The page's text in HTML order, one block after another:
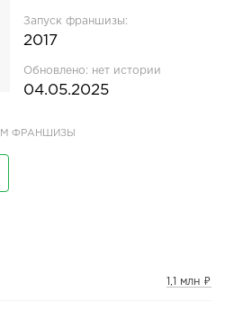
Запуск франшизы:
2017
Обновлено: нет истории
04.05.2025
ФРАНШИЗЫ
1,1 млн ₽